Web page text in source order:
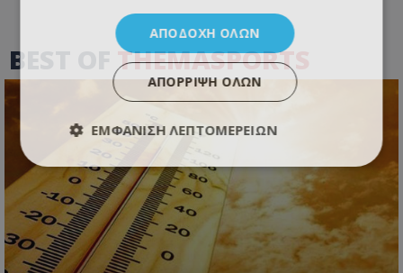
BEST OF THEMASPORTS
ΑΠΟΔΟΧΉ ΌΛΩΝ
ΑΠΌΡΡΙΨΗ ΌΛΩΝ
ΕΜΦΆΝΙΣΗ ΛΕΠΤΟΜΕΡΕΙΏΝ